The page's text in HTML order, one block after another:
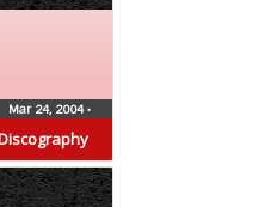
Mar 24, 2004•